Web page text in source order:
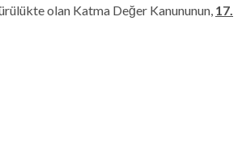
olan Katma Değer Kanununun, 17.